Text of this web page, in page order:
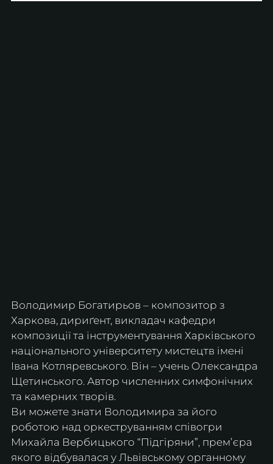
Володимир Богатирьов – композитор з
Харкова, дириґент, викладач кафедри
композиції та інструментування Харківського
національного університету мистецтв імені
Івана Котляревського. Він – учень Олександра
Щетинського. Автор численних симфонічних
та камерних творів.
Ви можете знати Володимира за його
роботою над оркеструванням співогри
Михайла Вербицького “Підгіряни”, премʼєра
якого відбувалася у Львівському органному